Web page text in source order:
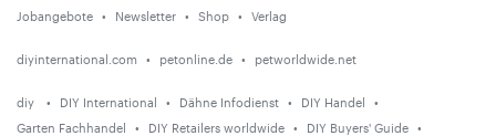
Jobangebote Newsletter Shop Verlag
diyinternational.com petonline.de petworldwide.net
diy DIY International Dähne Infodienst
DIY Handel
Garten Fachhandel
DIY Retailers worldwide DIY Buyers' Guide